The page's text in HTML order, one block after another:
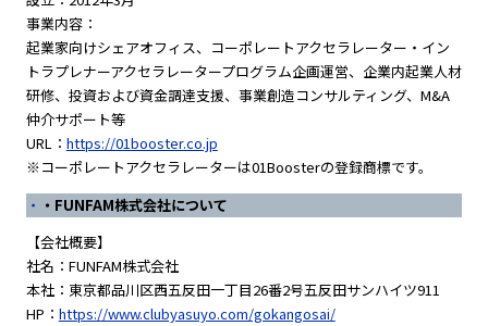
事業内容：
起業家向けシェアオフィス、コーポレートアクセラレーター・イン
トラプレナーアクセラレータープログラム企画運営、企業内起業人材
研修、投資および資金調達支援、事業創造コンサルティング、M&A
仲介サポート等
URL： https://01booster.co.jp
※コーポレートアクセラレーターは01Boosterの登録商標です。
・FUNFAM株式会社について
【会社概要】
社名：FUNFAM株式会社
本社：東京都品川区西五反田一丁目26番2号五反田サンハイツ911
HP： https://www.clubyasuyo.com/gokangosai/